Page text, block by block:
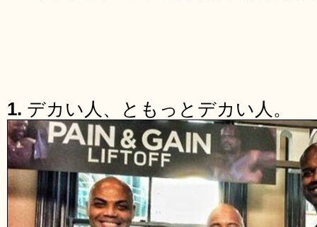
1. デカい人、ともっとデカい人。